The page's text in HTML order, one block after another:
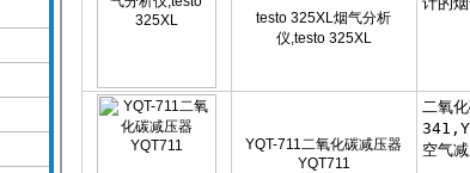
testo 325XL烟气分析
仪,testo 325XL
YQT-711二氧化碳减压器
YQT711